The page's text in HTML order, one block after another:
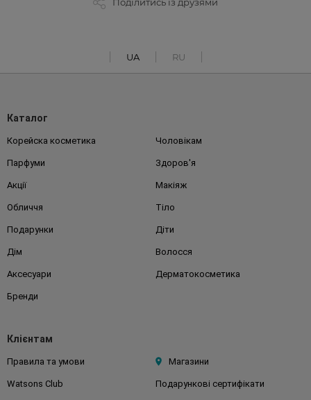
Поділитись із друзями
UA RU
Каталог
Корейска косметика Чоловікам
Парфуми Здоров'я
Акції Макіяж
Обличчя Тіло
Подарунки Діти
Дім Волосся
Аксесуари Дерматокосметика
Бренди
Клієнтам
Правила та умови Магазини
Watsons Club Подарункові сертифікати